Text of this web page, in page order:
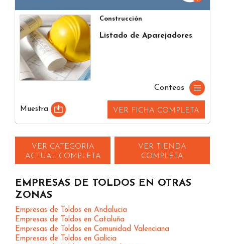
Construcción
Listado de Aparejadores
Conteos
Muestra VER FICHA COMPLETA
VER CATEGORIA
ACTUAL COMPLETA
VER TIENDA
COMPLETA
EMPRESAS DE TOLDOS EN OTRAS
ZONAS
Empresas de Toldos en Andalucia
Empresas de Toldos en Cataluña
Empresas de Toldos en Comunidad Valenciana
Empresas de Toldos en Galicia